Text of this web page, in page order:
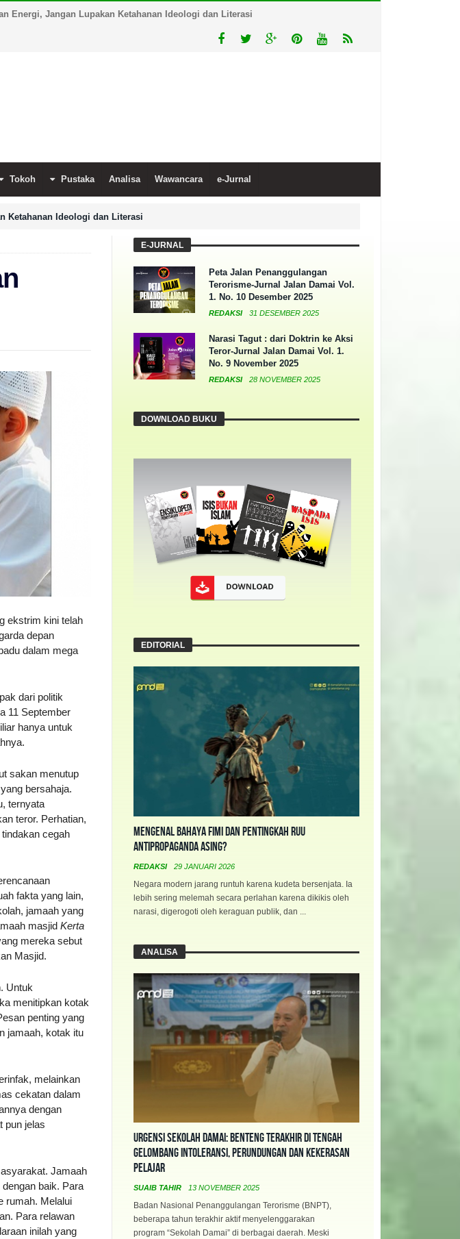
Energi, Jangan Lupakan Ketahanan Ideologi dan Literasi
Tokoh Pustaka Analisa Wawancara e-Jurnal
Ketahanan Ideologi dan Literasi
ekstrim kini telah
depan
dalam mega
dari politik
11 September
hanya untuk
sakan menutup
bersahaja.
ternyata
teror. Perhatian,
cegah
fakta yang lain,
jamaah yang
masjid Kerta
mereka sebut
Masjid.
Untuk
menitipkan kotak
penting yang
jamaah, kotak itu
melainkan
cekatan dalam
dengan
pun jelas
Jamaah
baik. Para
rumah. Melalui
Para relawan
inilah yang
E-JURNAL
Peta Jalan Penanggulangan
Terorisme-Jurnal Jalan Damai Vol.
1. No. 10 Desember 2025
REDAKSI 31 DESEMBER 2025
Narasi Tagut : dari Doktrin ke Aksi
Teror-Jurnal Jalan Damai Vol. 1.
No. 9 November 2025
REDAKSI 28 NOVEMBER 2025
DOWNLOAD BUKU
EDITORIAL
Mengenal Bahaya FIMI dan Pentingkah RUU
Antipropaganda Asing?
REDAKSI 29 JANUARI 2026
Negara modern jarang runtuh karena kudeta bersenjata. Ia
lebih sering melemah secara perlahan karena dikikis oleh
narasi, digerogoti oleh keraguan publik, dan ...
ANALISA
Urgensi Sekolah Damai: Benteng Terakhir di Tengah
Gelombang Intoleransi, Perundungan dan Kekerasan
Pelajar
SUAIB TAHIR 13 NOVEMBER 2025
Badan Nasional Penanggulangan Terorisme (BNPT),
beberapa tahun terakhir aktif menyelenggarakan
program “Sekolah Damai” di berbagai daerah. Meski